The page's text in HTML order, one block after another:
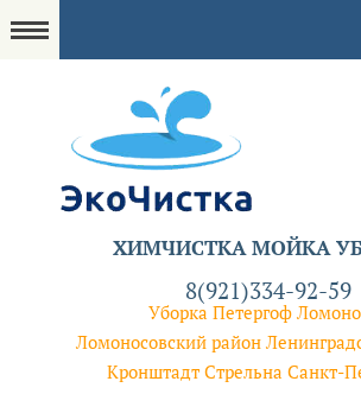
ХИМЧИСТКА МОЙКА
8(921)334-92-59
Уборка Петергоф
Ломоносовский район
Кронштадт Стрельна Санкт-